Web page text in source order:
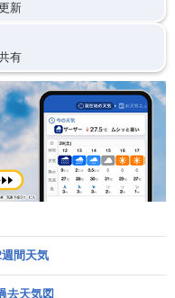
新
有
週間天気
去天気図